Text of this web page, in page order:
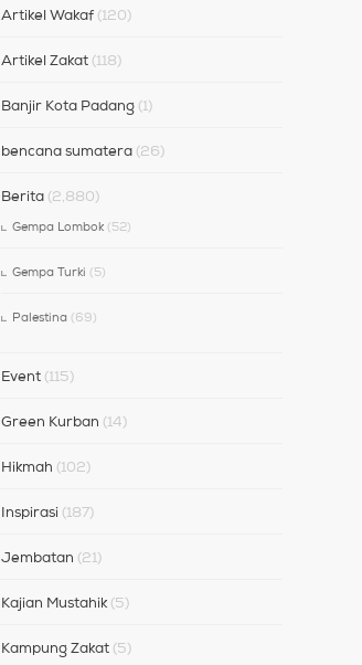
Artikel Wakaf (120)
Artikel Zakat (118)
Banjir Kota Padang (1)
bencana sumatera (26)
Berita (2,880)
Gempa Lombok (52)
Gempa Turki (5)
Palestina (69)
Event (115)
Green Kurban (14)
Hikmah (102)
Inspirasi (187)
Jembatan (21)
Kajian Mustahik (5)
Kampung Zakat (5)